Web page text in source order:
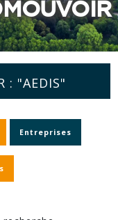
: "AEDIS"
Entreprises